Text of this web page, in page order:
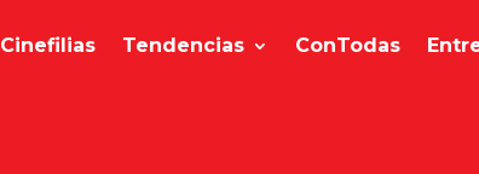
Cinefilias Tendencias ConTodas